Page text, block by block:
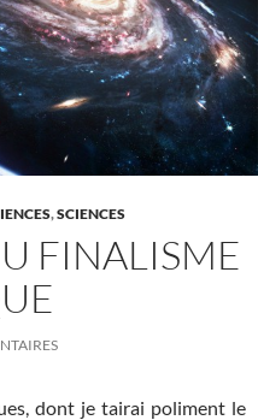
,SCIENCES
FINALISME
dont je tairai poliment le